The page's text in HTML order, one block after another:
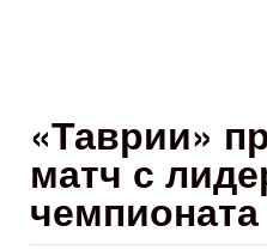
«Таврии»
матч с
чемпионата